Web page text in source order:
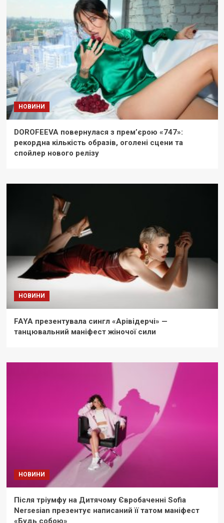
НОВИНИ
DOROFEEVA повернулася з прем’єрою «747»:
рекордна кількість образів, оголені сцени та
спойлер нового релізу
НОВИНИ
FAYA презентувала сингл «Арівідерчі» —
танцювальний маніфест жіночої сили
НОВИНИ
Після тріумфу на Дитячому Євробаченні Sofia
Nersesian презентує написаний її татом маніфест
«Будь собою»